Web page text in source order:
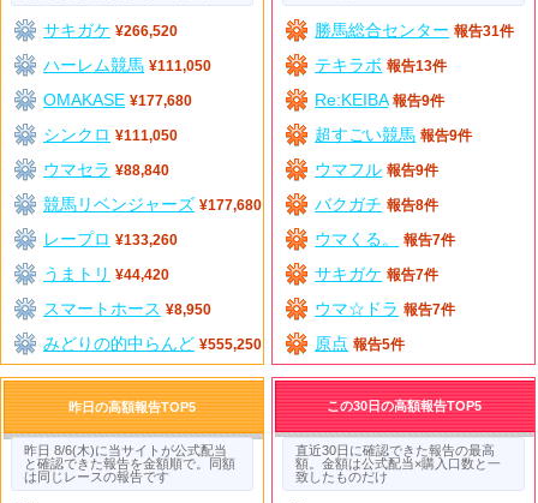
サキガケ ¥266,520
ハーレム競馬 ¥111,050
OMAKASE ¥177,680
シンクロ ¥111,050
ウマセラ ¥88,840
競馬リベンジャーズ ¥177,680
レープロ ¥133,260
うまトリ ¥44,420
スマートホース ¥8,950
みどりの的中らんど ¥555,250
勝馬総合センター 報告31件
テキラボ 報告13件
Re:KEIBA 報告9件
超すごい競馬 報告9件
ウマフル 報告9件
バクガチ 報告8件
ウマくる。 報告7件
サキガケ 報告7件
ウマ☆ドラ 報告7件
原点 報告5件
昨日の高額報告TOP5
昨日 8/6(木)に当サイトが公式配当
と確認できた報告を金額順で。同額
は同じレースの報告です
この30日の高額報告TOP5
直近30日に確認できた報告の最高
額。金額は公式配当×購入口数と一
致したものだけ